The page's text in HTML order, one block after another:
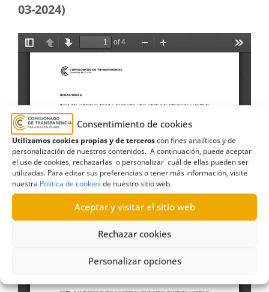
Consentimiento de cookies
Utilizamos cookies propias y de terceroscon fines analíticos y de
personalización de nuestros contenidos. A continuación, puede aceptar
el uso de cookies, rechazarlas o personalizar cuál de ellas pueden ser
utilizadas. Para editar sus preferencias o tener más información, visite
nuestra Política de cookiesde nuestro sitio web.
Aceptar y visitar el sitio web
Rechazar cookies
Personalizar opciones
03-2024)